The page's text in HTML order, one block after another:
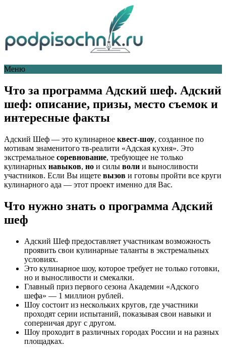
Меню
Что за программа Адский шеф. Адский
шеф: описание, призы, место съемок и
интересные факты
Адский Шеф — это кулинарное квест-шоу, созданное по
мотивам знаменитого тв-реалити «Адская кухня». Это
экстремальное соревнование, требующее не только
кулинарных навыков, но и силы воли и выносливости
участников. Если Вы ищете вызов и готовы пройти все круги
кулинарного ада — этот проект именно для Вас.
Что нужно знать о программа Адский
шеф
Адский Шеф предоставляет участникам возможность
проявить свои кулинарные таланты в экстремальных
условиях.
Это кулинарное шоу, которое требует не только готовки,
но и выносливости и смекалки.
Главный приз первого сезона Академии «Адского
шефа» — 1 миллион рублей.
Шоу состоит из нескольких кругов, где участники
проходят серии испытаний, показывая свои навыки и
соперничая друг с другом.
Шоу проходит в различных городах России и на разных
площадках.